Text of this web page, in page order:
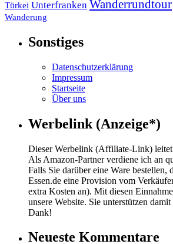
Türkei Unterfranken Wanderrundtour
Wanderung
Sonstiges
Datenschutzerklärung
Impressum
Startseite
Über uns
Werbelink (Anzeige*)
Dieser Werbelink (Affiliate-Link)
Als Amazon-Partner verdiene ich an
Falls Sie darüber eine Ware bestellen,
Essen.de eine Provision vom
extra Kosten an). Mit diesen
unsere Website. Sie unterstützen
Dank!
Neueste Kommentare